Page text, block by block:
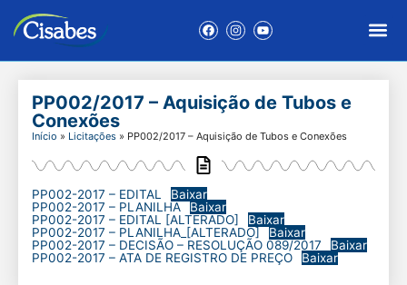
PP002/2017 – Aquisição de Tubos e
Conexões
Início » Licitações » PP002/2017 – Aquisição de Tubos e Conexões
PP002-2017 – EDITAL
Baixar
PP002-2017 – PLANILHA
Baixar
PP002-2017 – EDITAL [ALTERADO]
Baixar
PP002-2017 – PLANILHA_[ALTERADO]
Baixar
PP002-2017 – DECISÃO – RESOLUÇÃO 089/2017
Baixar
PP002-2017 – ATA DE REGISTRO DE PREÇO
Baixar